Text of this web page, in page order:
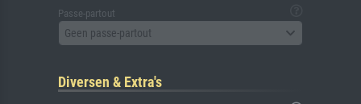
Passe-partout
Geen passe-partout
Diversen & Extra's